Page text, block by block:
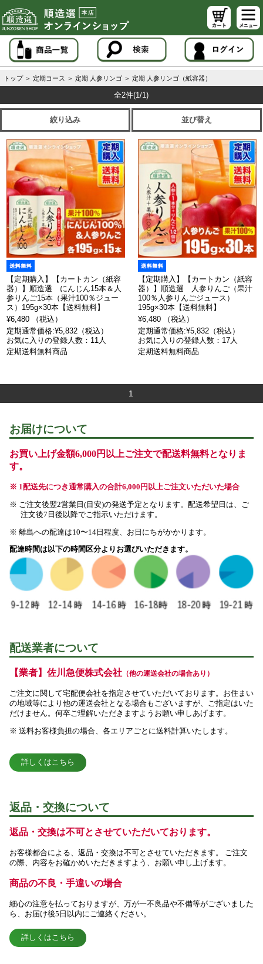
トップ ＞ 定期コース ＞ 定期 人参リンゴ ＞ 定期 人参リンゴ（紙容器）
全2件(1/1)
絞り込み 並び替え
【定期購入】【カートカン（紙容
器）】順造選 にんじん15本＆人
参りんご15本（果汁100％ジュー
ス）195g×30本【送料無料】
¥6,480 （税込）
定期通常価格:¥5,832（税込）
お気に入りの登録人数：11人
定期送料無料商品
【定期購入】【カートカン（紙容
器）】順造選 人参りんご（果汁
100％人参りんごジュース）
195g×30本【送料無料】
¥6,480 （税込）
定期通常価格:¥5,832（税込）
お気に入りの登録人数：17人
定期送料無料商品
1